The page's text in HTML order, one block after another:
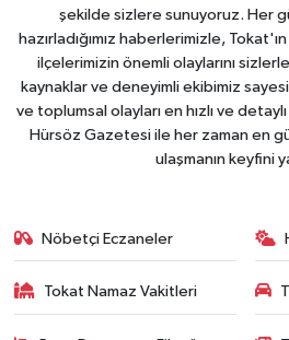
şekilde sizlere sunuyoruz. Her
hazırladığımız haberlerimizle,
ilçelerimizin önemli olaylarını
kaynaklar ve deneyimli ekibimiz
ve toplumsal olayları en hızlı ve
Hürsöz Gazetesi ile her zaman en
ulaşmanın keyfini
Nöbetçi Eczaneler
Tokat Namaz Vakitleri